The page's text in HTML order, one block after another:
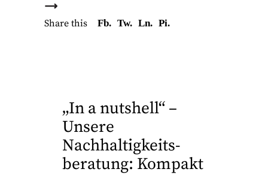
Share this Fb. Tw. Ln. Pi.
„In a nutshell“ –
Unsere
Nachhaltigkeits­
beratung: Kompakt